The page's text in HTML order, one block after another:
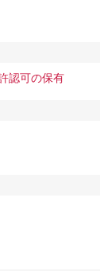
認可の保有